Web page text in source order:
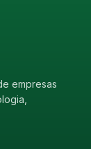
empresas